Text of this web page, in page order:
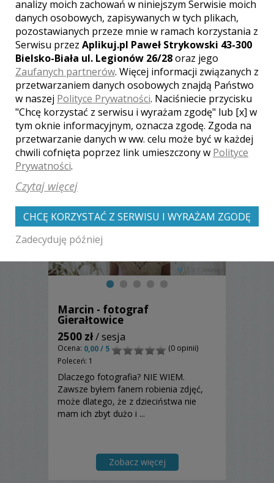
[ brak komentarzy ]
Zobacz także galerie
innych fotografów
Marcin - fotograf
Gierałtowice
2500 zł/ sesja
Ocena: 0,00 / 5
(0 opinii)
Poleceń: 1
Dlaczego fotografia? NIE WIEM.
Zawsze byłem fanem robienia zdjęć,
może dlatego, że z dzieciństwa nie
mam ich zbyt dużo i ...
Zobacz więcej
analizy moich zachowań w niniejszym Serwisie moich
danych osobowych, zapisywanych w tych plikach,
pozostawianych przeze mnie w ramach korzystania z
Serwisu przez Aplikuj.pl Paweł Strykowski 43-300
Bielsko-Biała ul. Legionów 26/28oraz jego
Zaufanych partnerów. Więcej informacji związanych z
przetwarzaniem danych osobowych znajdą Państwo
w naszej Polityce Prywatności. Naciśniecie przycisku
"Chcę korzystać z serwisu i wyrażam zgodę" lub [x] w
tym oknie informacyjnym, oznacza zgodę. Zgoda na
przetwarzanie danych w ww. celu może być w każdej
chwili cofnięta poprzez link umieszczony w Polityce
Prywatności.
Czytaj więcej
CHCĘ KORZYSTAĆ Z SERWISU I WYRAŻAM ZGODĘ
Zadecyduję później